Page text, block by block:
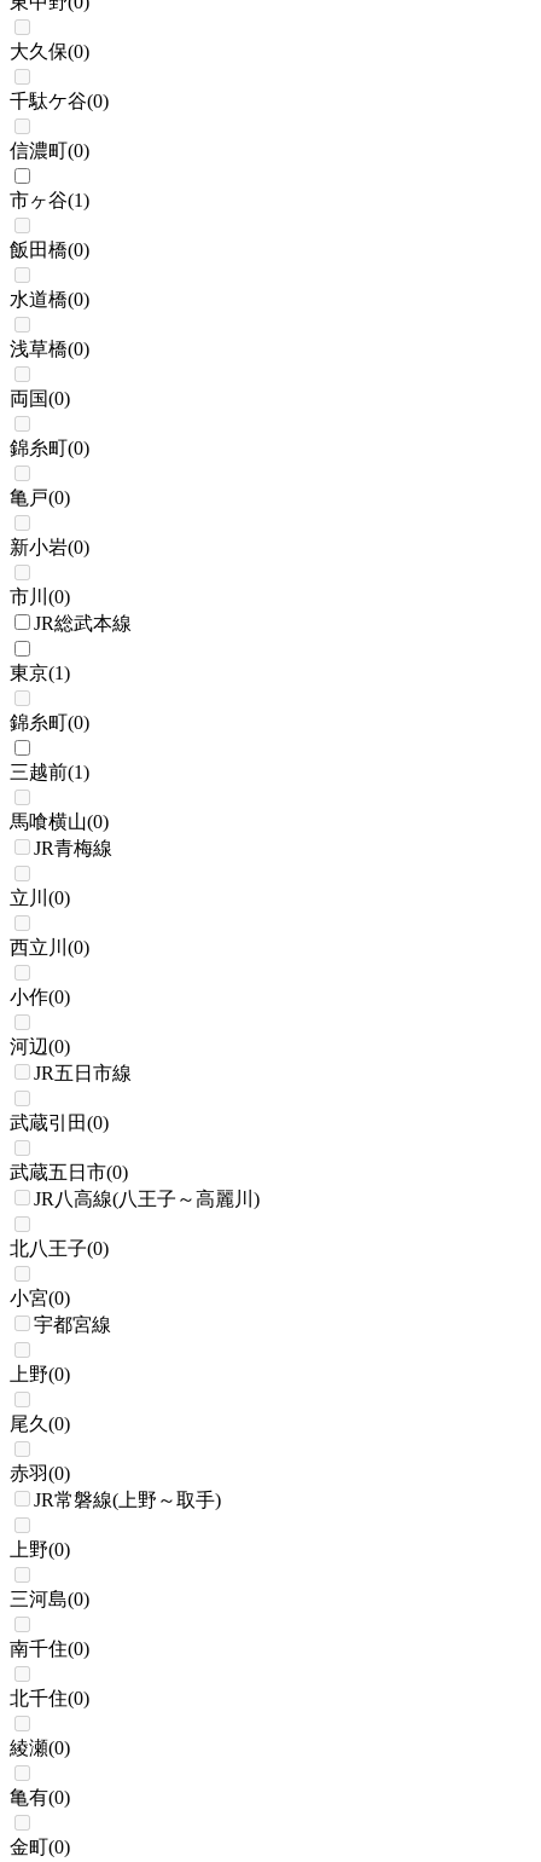
大久保(0)
千駄ケ谷(0)
信濃町(0)
市ヶ谷(1)
飯田橋(0)
水道橋(0)
浅草橋(0)
両国(0)
錦糸町(0)
亀戸(0)
新小岩(0)
市川 (0)
JR総武本線
東京(1)
錦糸町(0)
三越前(1)
馬喰横山(0)
JR青梅線
立川 (0)
西立川 (0)
小作(0)
河辺(0)
JR五日市線
武蔵引田(0)
武蔵五日市(0)
JR八高線(八王子～高麗川)
北八王子(0)
小宮(0)
宇都宮線
上野(0)
尾久 (0)
赤羽(0)
JR常磐線(上野～取手)
上野(0)
三河島(0)
南千住(0)
北千住(0)
綾瀬(0)
亀有(0)
金町(0)